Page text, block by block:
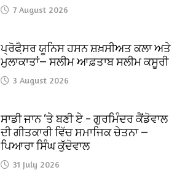
7 August 2026
ਪ੍ਰੋਫੈ਼ਸਰ ਯੂਨਿਸ ਹਸਨ ਸ਼ਖ਼ਸੀਅਤ ਕਲਾ ਅਤੇ
ਮੁਲਾਕਾਤਾਂ— ਸਲੀਮ ਆਫ਼ਤਾਬ ਸਲੀਮ ਕਸੂਰੀ
3 August 2026
ਸਾਡੀ ਜਾਨ ‘ਤੇ ਬਣੀ ਏ – ਗੁਰਮਿੰਦਰ ਕੈਂਡੋਵਾਲ
ਦੀ ਗੀਤਕਾਰੀ ਵਿੱਚ ਸਮਾਜਿਕ ਚੇਤਨਾ —
ਪਿਆਰਾ ਸਿੰਘ ਕੁੱਦੋਵਾਲ
31 July 2026